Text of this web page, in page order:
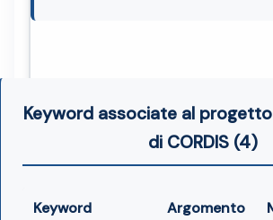
Keyword associate al
di CORDIS (4)
Keyword Argomento